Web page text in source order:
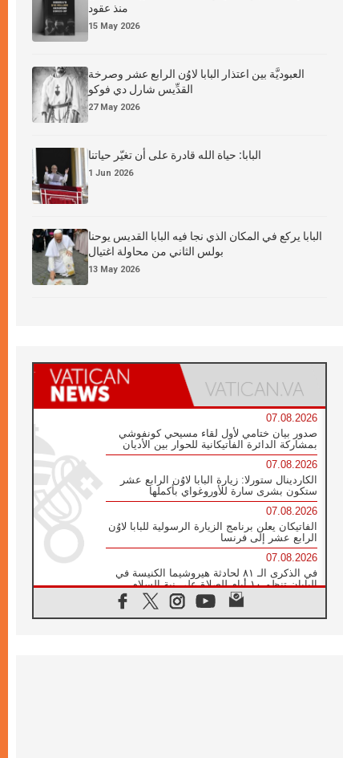
منذ عقود
15 May 2026
العبوديَّة بين اعتذار البابا لاوُن الرابع عشر وصرخة
القدِّيس شارل دي فوكو
27 May 2026
البابا: حياة الله قادرة على أن تغيّر حياتنا
1 Jun 2026
البابا يركع في المكان الذي نجا فيه البابا القديس يوحنا
بولس الثاني من محاولة اغتيال
13 May 2026
07.08.2026
صدور بيان ختامي لأول لقاء مسيحي كونفوشي
بمشاركة الدائرة الفاتيكانية للحوار بين الأديان
07.08.2026
الكاردينال ستورلا: زيارة البابا لاوُن الرابع عشر
ستكون بشرى سارة للأوروغواي بأكملها
07.08.2026
الفاتيكان يعلن برنامج الزيارة الرسولية للبابا لاوُن
الرابع عشر إلى فرنسا
07.08.2026
في الذكرى الـ ٨١ لحادثة هيروشيما الكنيسة في
اليابان تنظم ١٠ أيام للصلاة على نية السلام
الكنيسة في الأوروغواي: زيارة البابا ستعزز